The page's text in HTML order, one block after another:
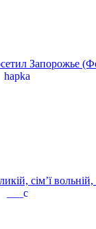
Запорожье
сім’ї